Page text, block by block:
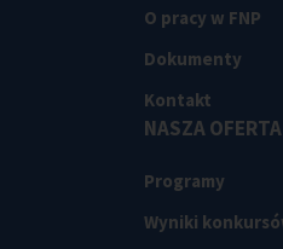
O pracy w FNP
Dokumenty
Kontakt
NASZA OFERTA
Programy
Wyniki